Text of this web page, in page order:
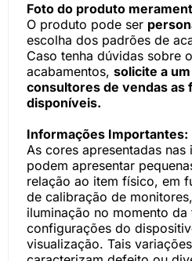
Foto do produto
O produto pode ser
escolha dos padrões de
Caso tenha dúvidas sobre
acabamentos, solicite a
consultores de vendas as
disponíveis.
Informações Importantes:
As cores apresentadas
podem apresentar
relação ao item físico, em
de calibração de
iluminação no momento
configurações do
visualização. Tais